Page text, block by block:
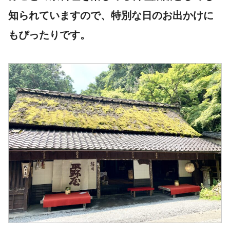
知られていますので、特別な日のお出かけに
もぴったりです。